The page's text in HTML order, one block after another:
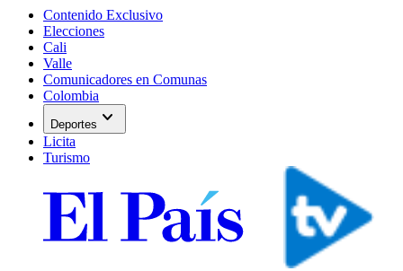
Contenido Exclusivo
Elecciones
Cali
Valle
Comunicadores en Comunas
Colombia
Deportes expand_more
Licita
Turismo